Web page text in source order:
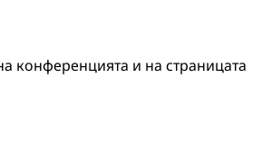
конференцията и на страницата